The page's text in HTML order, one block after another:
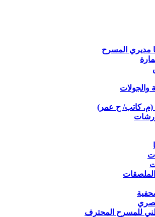
مديري المسرح
والجولات
(م. كاتب/ ح عمر)
للمسرح المحترف